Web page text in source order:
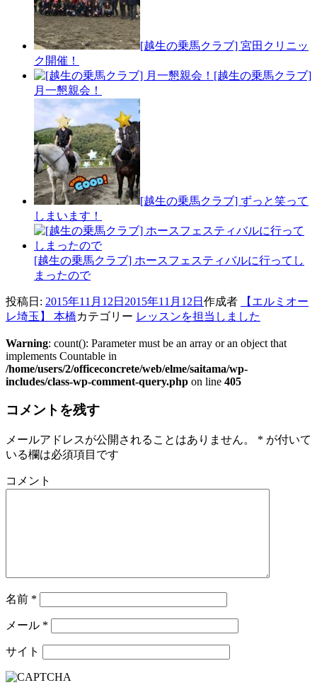
[越生の乗馬クラブ] 宮田クリニッ
ク開催！
[越生の乗馬クラブ]
月一懇親会！
[越生の乗馬クラブ] ずっと笑って
しまいます！
[越生の乗馬クラブ] ホースフェスティバルに行ってし
まったので
投稿日: 2015年11月12日 2015年11月12日 作成者
【エルミオー
レ埼玉】 本橋カテゴリー レッスンを担当しました
Warning: count(): Parameter must be an array or an object that
implements Countable in
/home/users/2/officeconcrete/web/elme/saitama/wp-
includes/class-wp-comment-query.php on line 405
コメントを残す
メールアドレスが公開されることはありません。 * が付いて
いる欄は必須項目です
コメント
名前 *
メール *
サイト